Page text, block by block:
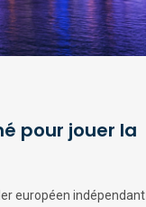
pour jouer la
européen indépendant